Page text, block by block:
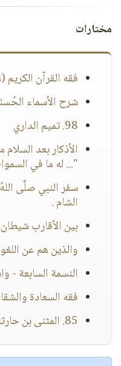
مختارات
فقه القرآن الكريم (٦)
شرح الأسماء الحُسنَى (20) مفاتيـح الرّزق
98. تميم الداري
الأذكار بعد
"... له ما في
سفر النبي صلَّى
الشام .
بين الأقارب
والذين هم عن
النسمة السابعة -
فقه السعادة
85. المثنى بن حارثة الشيباني